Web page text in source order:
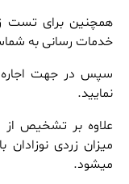
همچنین برای تست
خدمات رسانی به
سپس در جهت اجاره
نمایید.
علاوه بر تشخیص از
میزان زردی
میشود.